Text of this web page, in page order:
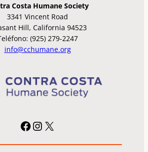
Costa Humane Society
3341 Vincent Road
Hill, California 94523
(925) 279-2247
info@cchumane.org
Facebook Instagram X